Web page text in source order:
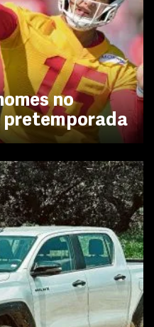
no
pretemporada